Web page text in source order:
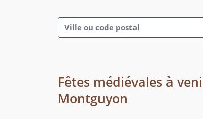
Fêtes médiévales à
Montguyon